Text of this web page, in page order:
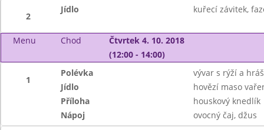
2
Jídlo kuřecí závitek,
Menu Chod
Čtvrtek 4. 10. 2018
(12:00 - 14:00)
1
Polévka
vývar s rýží a
Jídlo
hovězí maso
Příloha
houskový knedlík
Nápoj
ovocný čaj, džus